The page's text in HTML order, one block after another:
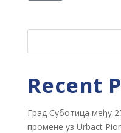
Recent
Град Суботица међу
промене уз Urbact